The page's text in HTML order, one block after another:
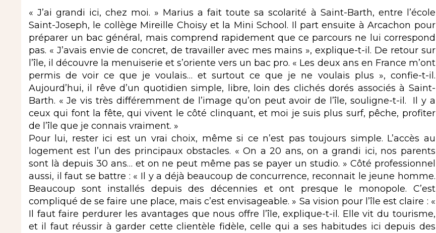
« J’ai grandi ici, chez moi. » Marius a fait toute sa scolarité à Saint-Barth, entre l’école
Saint-Joseph, le collège Mireille Choisy et la Mini School. Il part ensuite à Arcachon pour
préparer un bac général, mais comprend rapidement que ce parcours ne lui correspond
pas. « J’avais envie de concret, de travailler avec mes mains », explique-t-il. De retour sur
l’île, il découvre la menuiserie et s’oriente vers un bac pro. « Les deux ans en France m’ont
permis de voir ce que je voulais… et surtout ce que je ne voulais plus », confie-t-il.
Aujourd’hui, il rêve d’un quotidien simple, libre, loin des clichés dorés associés à Saint-
Barth. « Je vis très différemment de l’image qu’on peut avoir de l’île, souligne-t-il. Il y a
ceux qui font la fête, qui vivent le côté clinquant, et moi je suis plus surf, pêche, profiter
de l’île que je connais vraiment. »
Pour lui, rester ici est un vrai choix, même si ce n’est pas toujours simple. L’accès au
logement est l’un des principaux obstacles. « On a 20 ans, on a grandi ici, nos parents
sont là depuis 30 ans… et on ne peut même pas se payer un studio. » Côté professionnel
aussi, il faut se battre : « Il y a déjà beaucoup de concurrence, reconnait le jeune homme.
Beaucoup sont installés depuis des décennies et ont presque le monopole. C’est
compliqué de se faire une place, mais c’est envisageable. » Sa vision pour l’île est claire : «
Il faut faire perdurer les avantages que nous offre l’île, explique-t-il. Elle vit du tourisme,
et il faut réussir à garder cette clientèle fidèle, celle qui a ses habitudes ici depuis des